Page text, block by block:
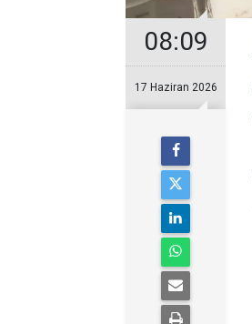
08:09
17 Haziran 2026